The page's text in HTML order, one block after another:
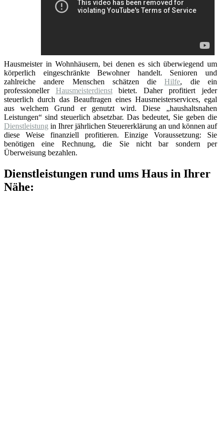
Hausmeister in Wohnhäusern, bei denen es sich überwiegend um
körperlich eingeschränkte Bewohner handelt. Senioren und
zahlreiche andere Menschen schätzen dieHilfe, die ein
professioneller Hausmeisterdienstbietet. Daher profitiert jeder
steuerlich durch das Beauftragen eines Hausmeisterservices, egal
aus welchem Grund er genutzt wird. Diese „haushaltsnahen
Leistungen“ sind steuerlich absetzbar. Das bedeutet, Sie geben die
Dienstleistung in Ihrer jährlichen Steuererklärung an und können auf
diese Weise finanziell profitieren. Einzige Voraussetzung: Sie
benötigen eine Rechnung, die Sie nicht bar sondern per
Überweisung bezahlen.
Dienstleistungen rund ums Haus in Ihrer
Nähe: